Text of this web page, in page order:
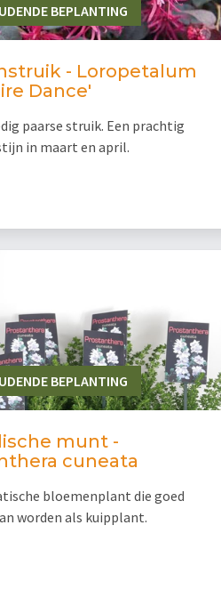
BEPLANTING
- Loropetalum
Dance'
paarse struik. Een prachtig
in maart en april.
BEPLANTING
munt -
cuneata
bloemenplant die goed
worden als kuipplant.